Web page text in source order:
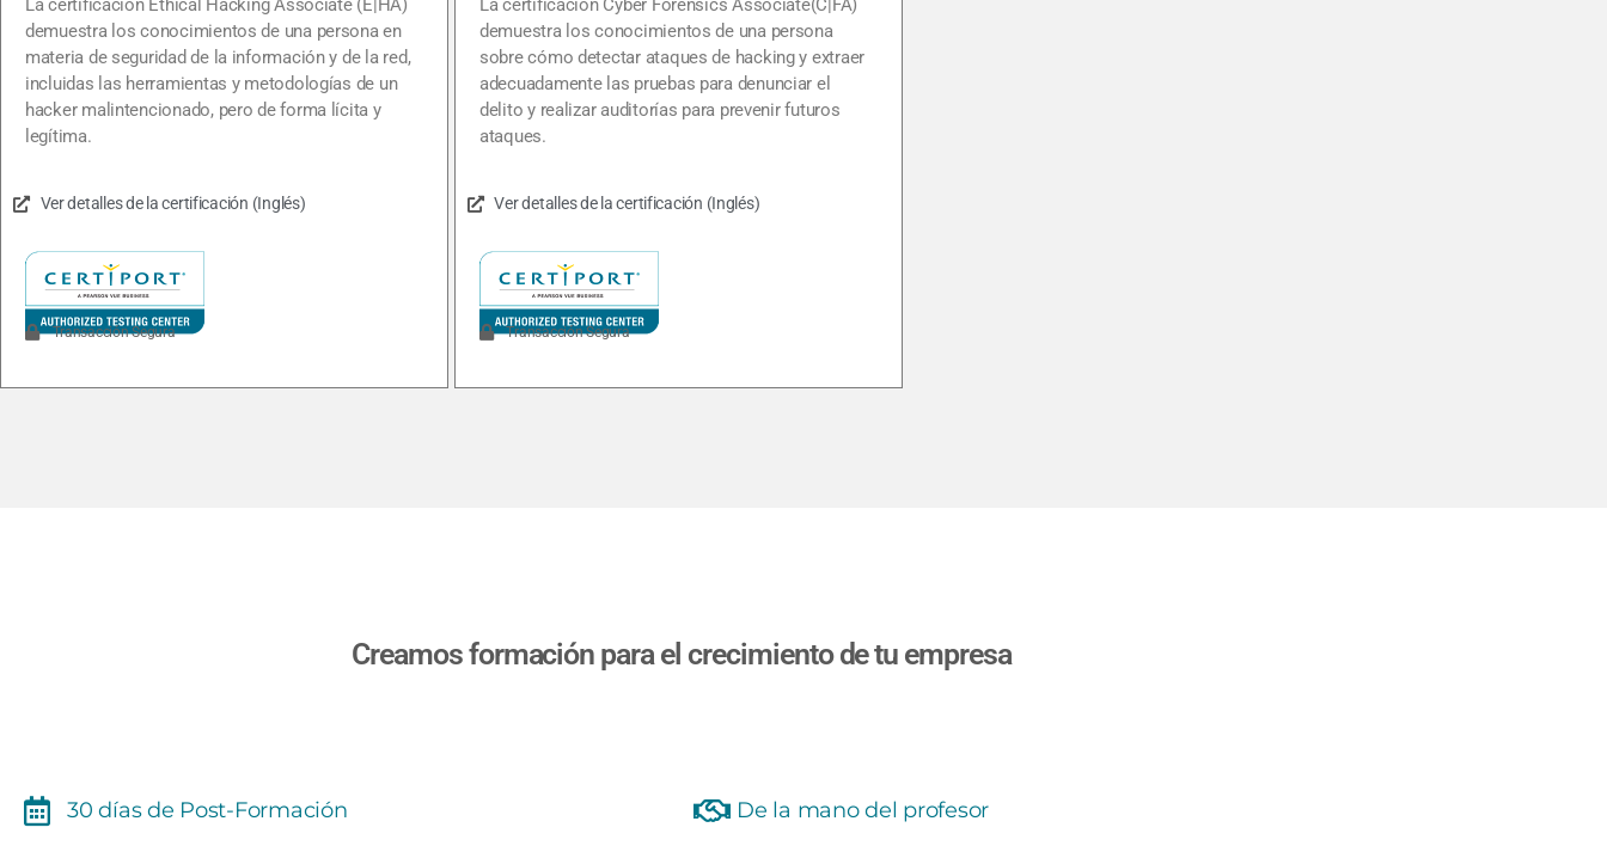
La certificación Ethical Hacking Associate (E|HA)
demuestra los conocimientos de una persona en
materia de seguridad de la información y de la red,
incluidas las herramientas y metodologías de un
hacker malintencionado, pero de forma lícita y
legítima.
Ver detalles de la certificación (Inglés)
Transacción Segura
La certificación Cyber Forensics Associate(C|FA)
demuestra los conocimientos de una persona
sobre cómo detectar ataques de hacking y extraer
adecuadamente las pruebas para denunciar el
delito y realizar auditorías para prevenir futuros
ataques.
Ver detalles de la certificación (Inglés)
Transacción Segura
Creamos formación para el crecimiento de tu empresa
30 días de Post-Formación De la mano del profesor